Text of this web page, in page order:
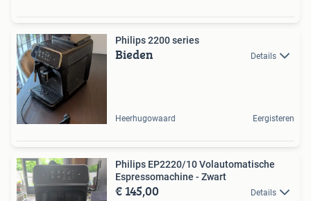
Philips 2200 series
Bieden Details
Heerhugowaard Eergisteren
Philips EP2220/10 Volautomatische
Espressomachine - Zwart
€ 145,00 Details